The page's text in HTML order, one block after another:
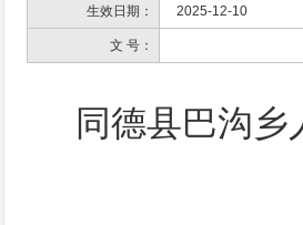
生效日期： 2025-12-10
文 号：
同德县巴沟